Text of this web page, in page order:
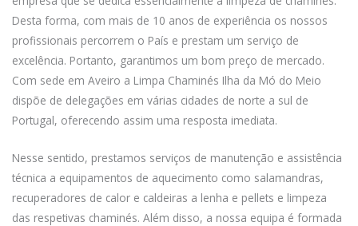
Desta forma, com mais de 10 anos de experiência os nossos
profissionais percorrem o País e prestam um serviço de
excelência. Portanto, garantimos um bom preço de mercado.
Com sede em Aveiro a Limpa Chaminés Ilha da Mó do Meio
dispõe de delegações em várias cidades de norte a sul de
Portugal, oferecendo assim uma resposta imediata.
Nesse sentido, prestamos serviços de manutenção e assistência
técnica a equipamentos de aquecimento como salamandras,
recuperadores de calor e caldeiras a lenha e pellets e limpeza
das respetivas chaminés. Além disso, a nossa equipa é formada